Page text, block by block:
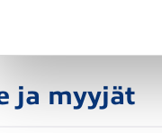
ja myyjät